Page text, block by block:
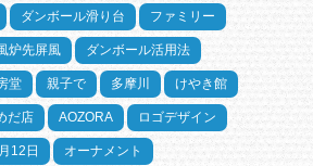
ダンボール滑り台 ファミリー
炉先屏風 ダンボール活用法
堂 親子で 多摩川 けやき館
だ店 AOZORA ロゴデザイン
12日 オーナメント